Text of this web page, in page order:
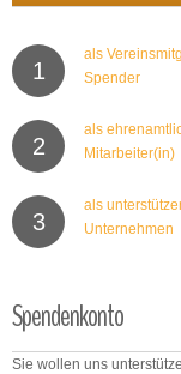
1
als
Spender
2
als
Mitarbeiter(in)
3
als
Unternehmen
Spendenkonto
Sie wollen uns